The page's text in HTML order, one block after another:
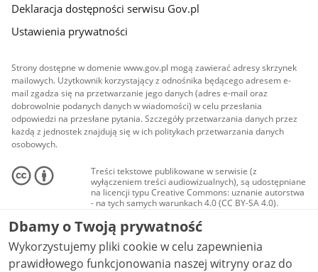
Deklaracja dostępności serwisu Gov.pl
Ustawienia prywatności
Strony dostępne w domenie www.gov.pl mogą zawierać adresy skrzynek
mailowych. Użytkownik korzystający z odnośnika będącego adresem e-
mail zgadza się na przetwarzanie jego danych (adres e-mail oraz
dobrowolnie podanych danych w wiadomości) w celu przesłania
odpowiedzi na przesłane pytania. Szczegóły przetwarzania danych przez
każdą z jednostek znajdują się w ich politykach przetwarzania danych
osobowych.
Treści tekstowe publikowane w serwisie (z
wyłączeniem treści audiowizualnych), są udostępniane
na licencji typu Creative Commons: uznanie autorstwa
- na tych samych warunkach 4.0 (CC BY-SA 4.0).
Materiały audiowizualne, w tym zdjęcia, materiały
audio i wideo, są udostępniane na licencji typu
Creative Commons: uznanie autorstwa użycie
niekomercyjne - bez utworów zależnych 4.0 (CC BY-
NC-ND 4.0), o ile nie jest to stwierdzone inaczej.
Dbamy o Twoją prywatność
Wykorzystujemy pliki cookie w celu zapewnienia
prawidłowego funkcjonowania naszej witryny oraz do